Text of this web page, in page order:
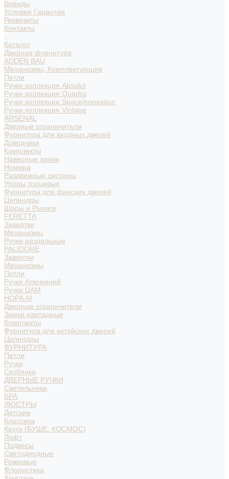
Бренды
Условия Гарантии
Реквизиты
Контакты
Каталог
Дверная фурнитура
ADDEN BAU
Механизмы, Комплектующие
Петли
Ручки коллекция Absolut
Ручки коллекция Quadro
Ручки коллекции Spaceinnovation
Ручки коллекция Vintage
ARSENAL
Дверные ограничители
Фурнитура для входных дверей
Доводчики
Комплекты
Навесные замки
Номера
Раздвижные системы
Упоры торцевые
Фурнитура для финских дверей
Цилиндры
Шары и Рычаги
FERETTA
Завертки
Механизмы
Ручки раздельные
PALIDORE
Завертки
Механизмы
Петли
Ручки Алюминий
Ручки ЦАМ
НОРА-М
Дверные ограничители
Замки накладные
Комплекты
Фурнитура для китайских дверей
Цилиндры
ФУРНИТУРА
Петли
Ручки
Скобянка
ДВЕРНЫЕ РУЧКИ
Светильники
БРА
ЛЮСТРЫ
Детские
Классика
Круги (БУШЕ, КОСМОС)
Лофт
Подвесы
Светодиодные
Рожковые
Флористика